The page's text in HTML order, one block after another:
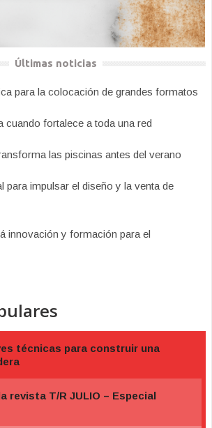
Últimas noticias
para la colocación de grandes formatos
cuando fortalece a toda una red
las piscinas antes del verano
para impulsar el diseño y la venta de
innovación y formación para el